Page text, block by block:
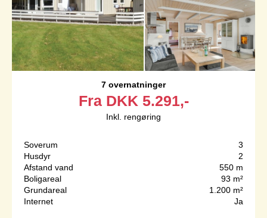
7 overnatninger
Fra DKK 5.291,-
Inkl. rengøring
Soverum
3
Husdyr
2
Afstand vand
550 m
Boligareal
93 m²
Grundareal
1.200 m²
Internet
Ja